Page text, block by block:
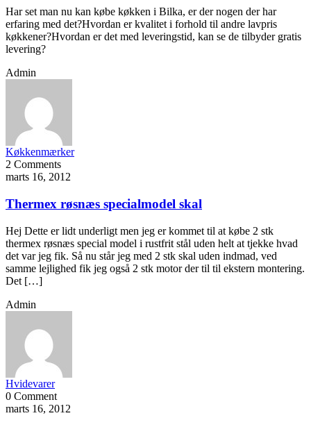
Har set man nu kan købe køkken i Bilka, er der nogen der har
erfaring med det?Hvordan er kvalitet i forhold til andre lavpris
køkkener?Hvordan er det med leveringstid, kan se de tilbyder gratis
levering?
Admin
Køkkenmærker
2 Comments
marts 16, 2012
Thermex røsnæs specialmodel skal
Hej Dette er lidt underligt men jeg er kommet til at købe 2 stk
thermex røsnæs special model i rustfrit stål uden helt at tjekke hvad
det var jeg fik. Så nu står jeg med 2 stk skal uden indmad, ved
samme lejlighed fik jeg også 2 stk motor der til til ekstern montering.
Det […]
Admin
Hvidevarer
0 Comment
marts 16, 2012